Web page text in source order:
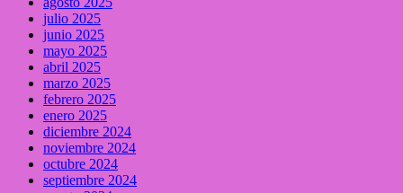
julio 2025
junio 2025
mayo 2025
abril 2025
marzo 2025
febrero 2025
enero 2025
diciembre 2024
noviembre 2024
octubre 2024
septiembre 2024